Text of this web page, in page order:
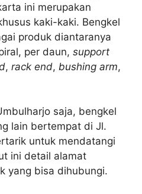
ini merupakan
kaki-kaki. Bengkel
produk diantaranya
per daun, support
, rack end, bushing arm,
saja, bengkel
lain bertempat di Jl.
untuk mendatangi
ini detail alamat
yang bisa dihubungi.